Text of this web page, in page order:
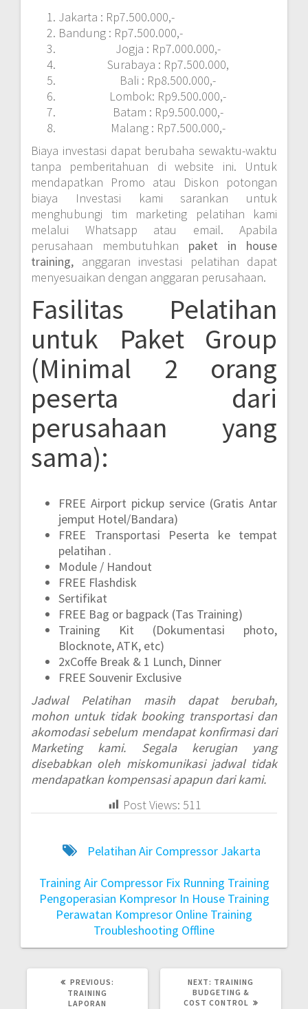
Jakarta : Rp7.500.000,-
Bandung : Rp7.500.000,-
Jogja : Rp7.000.000,-
Surabaya : Rp7.500.000,
Bali : Rp8.500.000,-
Lombok: Rp9.500.000,-
Batam : Rp9.500.000,-
Malang : Rp7.500.000,-
Biaya investasi dapat berubaha sewaktu-waktu
tanpa pemberitahuan di website ini. Untuk
mendapatkan Promo atau Diskon potongan
biaya Investasi kami sarankan untuk
menghubungi tim marketing pelatihan kami
melalui Whatsapp atau email. Apabila
perusahaan membutuhkan paket in house
training, anggaran investasi pelatihan dapat
menyesuaikan dengan anggaran perusahaan.
Fasilitas Pelatihan
untuk Paket Group
(Minimal 2 orang
peserta dari
perusahaan yang
sama):
FREE Airport pickup service (Gratis Antar
jemput Hotel/Bandara)
FREE Transportasi Peserta ke tempat
pelatihan .
Module / Handout
FREE Flashdisk
Sertifikat
FREE Bag or bagpack (Tas Training)
Training Kit (Dokumentasi photo,
Blocknote, ATK, etc)
2xCoffe Break & 1 Lunch, Dinner
FREE Souvenir Exclusive
Jadwal Pelatihan masih dapat berubah,
mohon untuk tidak booking transportasi dan
akomodasi sebelum mendapat konfirmasi dari
Marketing kami. Segala kerugian yang
disebabkan oleh miskomunikasi jadwal tidak
mendapatkan kompensasi apapun dari kami.
Post Views: 511
Pelatihan Air Compressor Jakarta
Training Air Compressor Fix Running Training
Pengoperasian Kompresor In House Training
Perawatan Kompresor Online Training
Troubleshooting Offline
PREVIOUS:
TRAINING
LAPORAN
NEXT: TRAINING
BUDGETING &
COST CONTROL